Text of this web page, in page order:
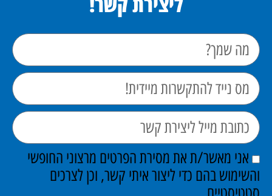
אני מאשר/ת את מסירת הפרטים מרצוני החופשי
והשימוש בהם כדי ליצור איתי קשר, וכן לצרכים